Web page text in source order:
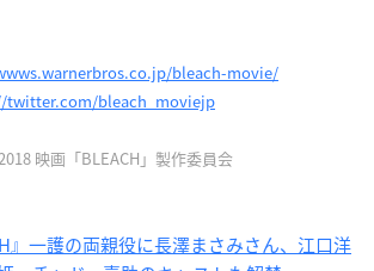
bleach-movie/
twitter.com/bleach_moviejp
映画「BLEACH」製作委員会
』一護の両親役に長澤まさみさん、江口洋